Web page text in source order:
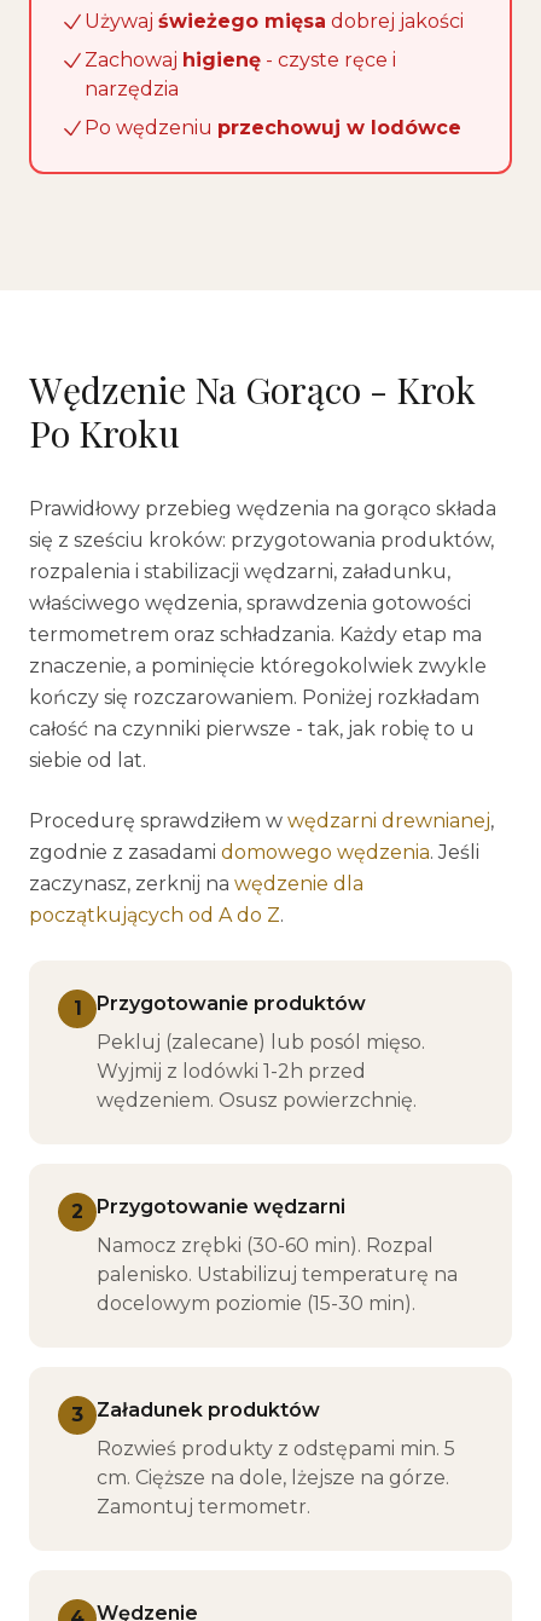
Używaj świeżego mięsa dobrej jakości
Zachowaj higienę - czyste ręce i
narzędzia
Po wędzeniu przechowuj w lodówce
Wędzenie Na Gorąco - Krok
Po Kroku
Prawidłowy przebieg wędzenia na gorąco składa
się z sześciu kroków: przygotowania produktów,
rozpalenia i stabilizacji wędzarni, załadunku,
właściwego wędzenia, sprawdzenia gotowości
termometrem oraz schładzania. Każdy etap ma
znaczenie, a pominięcie któregokolwiek zwykle
kończy się rozczarowaniem. Poniżej rozkładam
całość na czynniki pierwsze - tak, jak robię to u
siebie od lat.
Procedurę sprawdziłem w wędzarni drewnianej,
zgodnie z zasadami domowego wędzenia. Jeśli
zaczynasz, zerknij na wędzenie dla
początkujących od A do Z.
1
Przygotowanie produktów
Pekluj (zalecane) lub posól mięso.
Wyjmij z lodówki 1-2h przed
wędzeniem. Osusz powierzchnię.
2
Przygotowanie wędzarni
Namocz zrębki (30-60 min). Rozpal
palenisko. Ustabilizuj temperaturę na
docelowym poziomie (15-30 min).
3
Załadunek produktów
Rozwieś produkty z odstępami min. 5
cm. Cięższe na dole, lżejsze na górze.
Zamontuj termometr.
Wędzenie